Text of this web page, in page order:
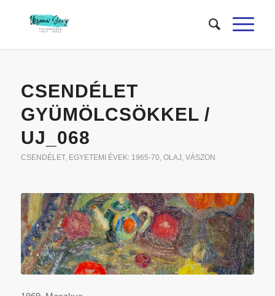
CSENDÉLET
GYÜMÖLCSÖKKEL /
UJ_068
CSENDÉLET, EGYETEMI ÉVEK: 1965-70, OLAJ, VÁSZON